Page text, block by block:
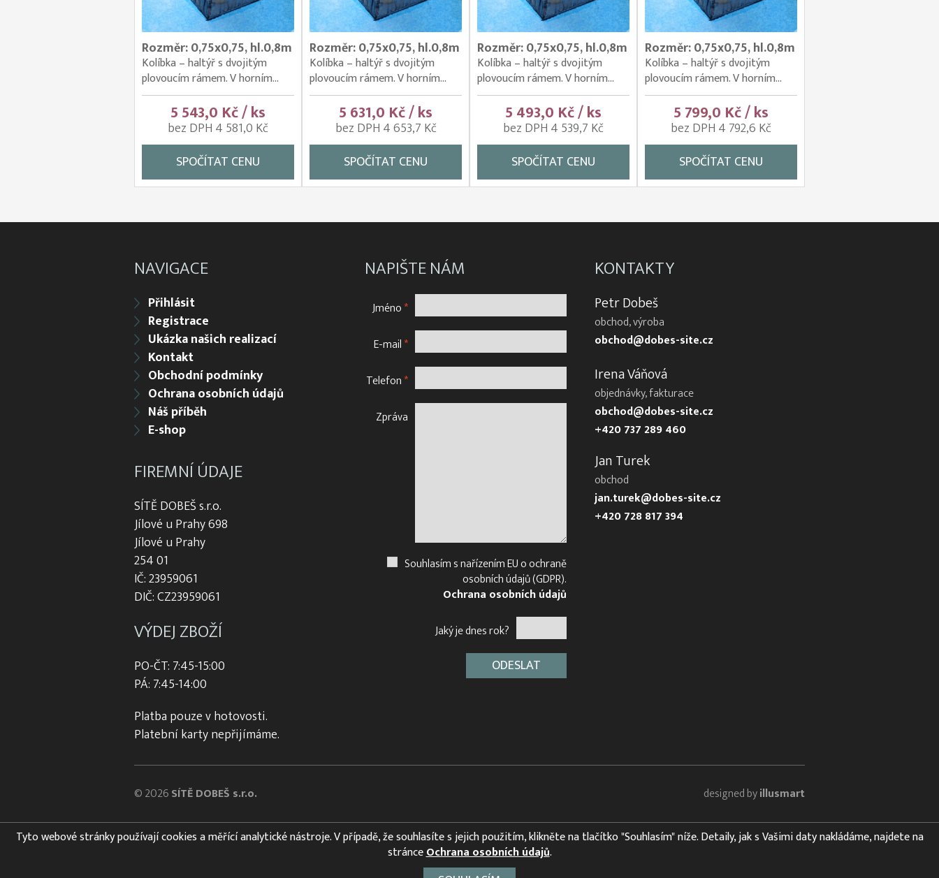
Rozměr: 0,75x0,75, hl.0,8m
Kolíbka – haltýř s dvojitým
plovoucím rámem. V horním...
5 543,0 Kč / ks
bez DPH 4 581,0 Kč
SPOČÍTAT CENU
Rozměr: 0,75x0,75, hl.0,8m
Kolíbka – haltýř s dvojitým
plovoucím rámem. V horním...
5 631,0 Kč / ks
bez DPH 4 653,7 Kč
SPOČÍTAT CENU
Rozměr: 0,75x0,75, hl.0,8m
Kolíbka – haltýř s dvojitým
plovoucím rámem. V horním...
5 493,0 Kč / ks
bez DPH 4 539,7 Kč
SPOČÍTAT CENU
Rozměr: 0,75x0,75, hl.0,8m
Kolíbka – haltýř s dvojitým
plovoucím rámem. V horním...
5 799,0 Kč / ks
bez DPH 4 792,6 Kč
SPOČÍTAT CENU
NAVIGACE
Přihlásit
Registrace
Ukázka našich realizací
Kontakt
Obchodní podmínky
Ochrana osobních údajů
Náš příběh
E-shop
FIREMNÍ ÚDAJE
SÍTĚ DOBEŠ s.r.o.
Jílové u Prahy 698
Jílové u Prahy
254 01
IČ: 23959061
DIČ: CZ23959061
VÝDEJ ZBOŽÍ
PO-ČT: 7:45-15:00
PÁ: 7:45-14:00
Platba pouze v hotovosti.
Platební karty nepřijímáme.
NAPIŠTE NÁM
Jméno*
E-mail*
Telefon*
Zpráva
Souhlasím s nařízením EU o ochraně
osobních údajů (GDPR).
Ochrana osobních údajů
Jaký je dnes rok?
KONTAKTY
Petr Dobeš
obchod, výroba
obchod@dobes-site.cz
Irena Váňová
objednávky, fakturace
obchod@dobes-site.cz
+420 737 289 460
Jan Turek
obchod
jan.turek@dobes-site.cz
+420 728 817 394
© 2026SÍTĚ DOBEŠ s.r.o. designed byillusmart
Tyto webové stránky používají cookies a měřící analytické nástroje. V případě, že souhlasíte s jejich použitím, klikněte na tlačítko "Souhlasím" níže. Detaily, jak s Vašimi daty nakládáme, najdete na
stránceOchrana osobních údajů.